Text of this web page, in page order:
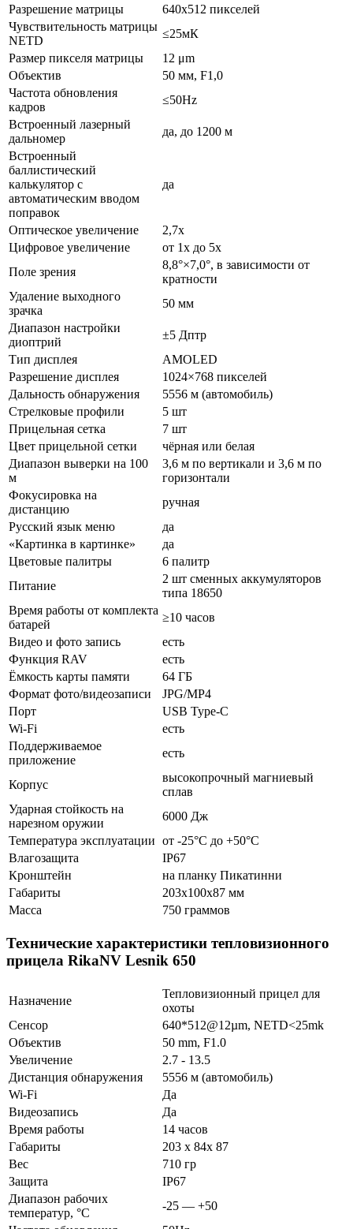
Разрешение матрицы
640х512 пикселей
Чувствительность матрицы
NETD
≤25мК
Размер пикселя матрицы
12 μm
Объектив
50 мм, F1,0
Частота обновления
кадров
≤50Hz
Встроенный лазерный
дальномер
да, до 1200 м
Встроенный
баллистический
калькулятор с
автоматическим вводом
поправок
да
Оптическое увеличение
2,7х
Цифровое увеличение
от 1х до 5х
Поле зрения
8,8°×7,0°, в зависимости от
кратности
Удаление выходного
зрачка
50 мм
Диапазон настройки
диоптрий
±5 Дптр
Тип дисплея
АМOLED
Разрешение дисплея
1024×768 пикселей
Дальность обнаружения
5556 м (автомобиль)
Стрелковые профили
5 шт
Прицельная сетка
7 шт
Цвет прицельной сетки
чёрная или белая
Диапазон выверки на 100
м
3,6 м по вертикали и 3,6 м по
горизонтали
Фокусировка на
дистанцию
ручная
Русский язык меню
да
«Картинка в картинке»
да
Цветовые палитры
6 палитр
Питание
2 шт сменных аккумуляторов
типа 18650
Время работы от комплекта
батарей
≥10 часов
Видео и фото запись
есть
Функция RAV
есть
Ёмкость карты памяти
64 ГБ
Формат фото/видеозаписи
JPG/MP4
Порт
USB Type-C
Wi-Fi
есть
Поддерживаемое
приложение
есть
Корпус
высокопрочный магниевый
сплав
Ударная стойкость на
нарезном оружии
6000 Дж
Температура эксплуатации от -25°C до +50°C
Влагозащита
IP67
Кронштейн
на планку Пикатинни
Габариты
203х100х87 мм
Масса
750 граммов
Технические характеристики тепловизионного
прицела RikaNV Lesnik 650
Назначение
Тепловизионный прицел для
охоты
Сенсор
640*512@12µm, NETD<25mk
Объектив
50 mm, F1.0
Увеличение
2.7 - 13.5
Дистанция обнаружения
5556 м (автомобиль)
Wi-Fi
Да
Видеозапись
Да
Время работы
14 часов
Габариты
203 x 84x 87
Вес
710 гр
Защита
IP67
Диапазон рабочих
температур, °С
-25 — +50